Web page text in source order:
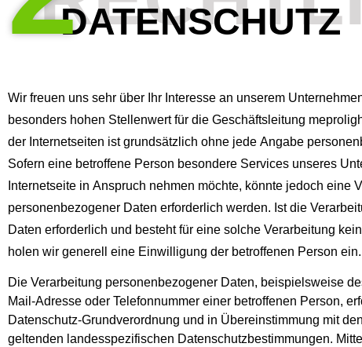
DATENSCHUTZ
Wir freuen uns sehr über Ihr Interesse an unserem
besonders hohen Stellenwert für die Geschäftsleitung
der Internetseiten ist grundsätzlich ohne jede Angabe
Sofern eine betroffene Person besondere Services unseres
Internetseite in Anspruch nehmen möchte, könnte jedoch eine
personenbezogener Daten erforderlich werden. Ist die
Daten erforderlich und besteht für eine solche Verarbeitung
holen wir generell eine Einwilligung der betroffenen Person ein.
Die Verarbeitung personenbezogener Daten, beispielsweise
Mail-Adresse oder Telefonnummer einer betroffenen Person,
Datenschutz-Grundverordnung und in Übereinstimmung mit
geltenden landesspezifischen Datenschutzbestimmungen.